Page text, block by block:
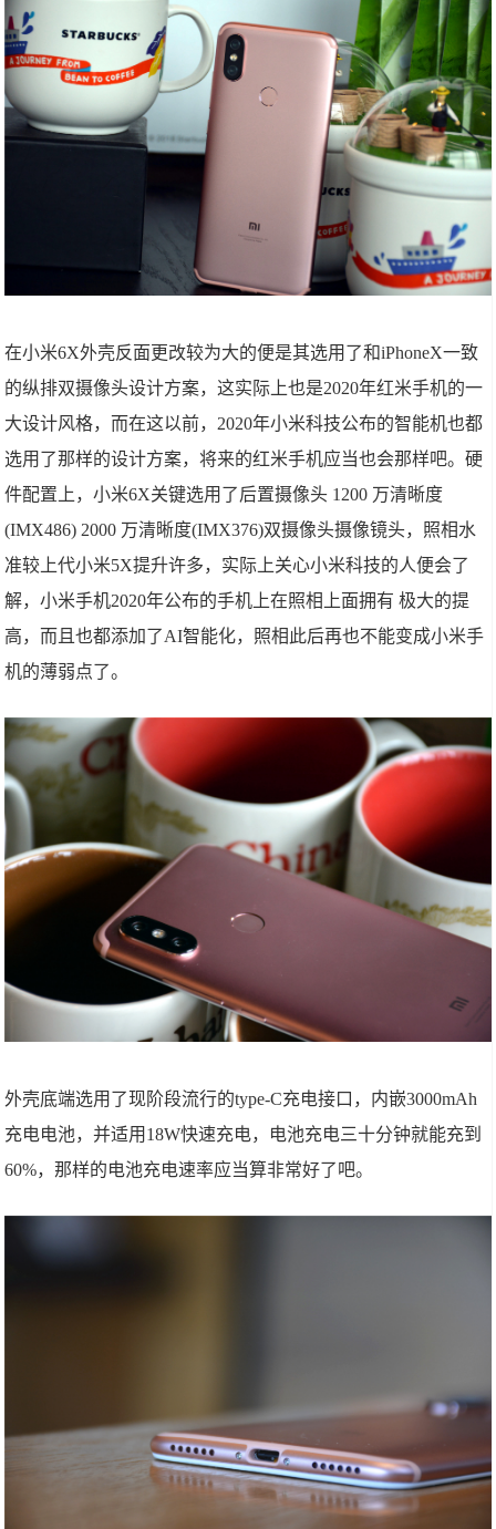
在小米6X外壳反面更改较为大的便是其选用了和iPhoneX一致
的纵排双摄像头设计方案，这实际上也是2020年红米手机的一
大设计风格，而在这以前，2020年小米科技公布的智能机也都
选用了那样的设计方案，将来的红米手机应当也会那样吧。硬
件配置上，小米6X关键选用了后置摄像头 1200 万清晰度
(IMX486) 2000 万清晰度(IMX376)双摄像头摄像镜头，照相水
准较上代小米5X提升许多，实际上关心小米科技的人便会了
解，小米手机2020年公布的手机上在照相上面拥有 极大的提
高，而且也都添加了AI智能化，照相此后再也不能变成小米手
机的薄弱点了。
外壳底端选用了现阶段流行的type-C充电接口，内嵌3000mAh
充电电池，并适用18W快速充电，电池充电三十分钟就能充到
60%，那样的电池充电速率应当算非常好了吧。